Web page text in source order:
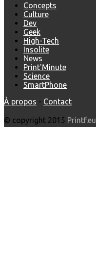
Concepts
Culture
Dev
Geek
High-Tech
Insolite
News
Print'Minute
Science
SmartPhone
À propos - Contact
© copyright 2015 Printf.eu